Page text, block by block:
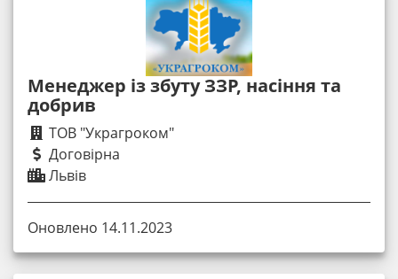
Менеджер із збуту ЗЗР, насіння та
добрив
ТОВ "Украгроком"
Договірна
Львів
Оновлено 14.11.2023